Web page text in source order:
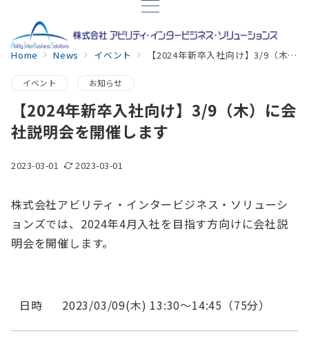
Home News イベント 【2024年新卒入社向け】3/9（木）に会社説明会を開催します
イベント お知らせ
【2024年新卒入社向け】3/9（木）に会
社説明会を開催します
2023-03-01 2023-03-01
株式会社アビリティ・インタービジネス・ソリューシ
ョンズでは、2024年4月入社を目指す方向けに会社説
明会を開催します。
日時 2023/03/09(木) 13:30～14:45（75分）